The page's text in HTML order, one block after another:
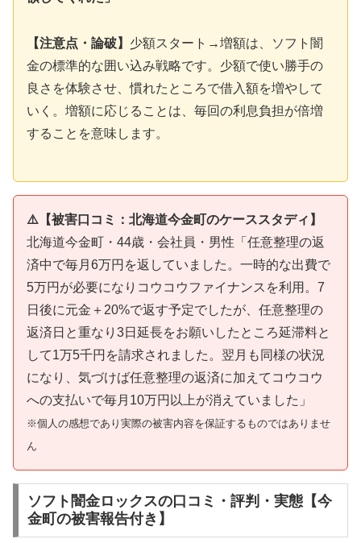
【注意点・論破】 少額スタート→増額は、ソフト闇
金の標準的な囲い込み戦略です。少額で使い勝手の
良さを体験させ、慣れたところで借入額を増やして
いく。増額に応じることは、毎回の利息負担が倍増
することを意味します。
⚠️【被害口コミ：北海道今金町のケーススタディ】
北海道今金町・44歳・会社員・男性「任意整理の返
済中で毎月6万円を返していました。一時的な出費で
5万円が必要になりコウコウファイナンスを利用。7
日後に元金＋20%で返す予定でしたが、任意整理の
返済日と重なり3日延長をお願いしたところ延滞料と
して1万5千円を請求されました。翌月も同様の状況
になり、気づけば任意整理の返済に加えてコウコウ
への支払いで毎月10万円以上が消えていました」
※個人の感想であり実際の被害内容を保証するものではありませ
ん
ソフト闇金ロックスの口コミ・評判・実態【今
金町の被害報告付き】